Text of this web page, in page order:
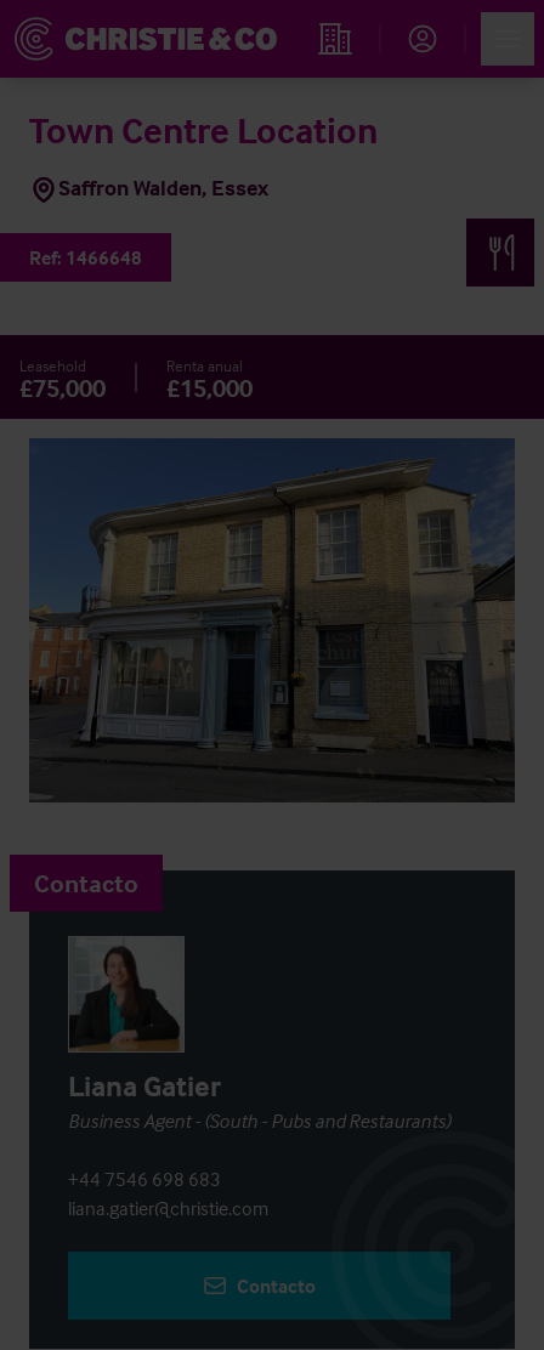
Propiedades
Town Centre Location
Saffron Walden, Essex
Ref: 1466648
Leasehold
£75,000
Renta anual
£15,000
Contacto
Liana Gatier
Business Agent - (South - Pubs and Restaurants)
+44 7546 698 683
liana.gatier@christie.com
Contacto